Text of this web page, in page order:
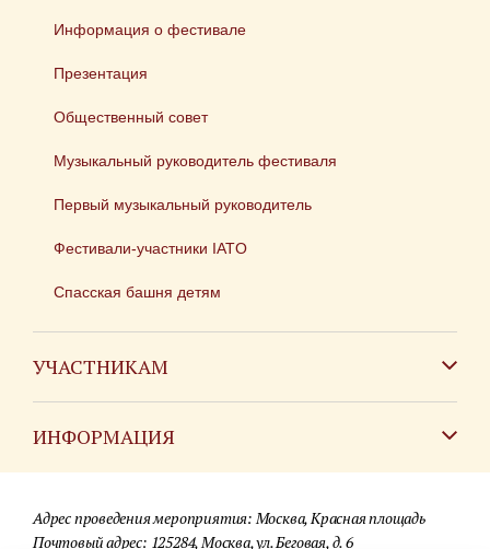
Информация о фестивале
Презентация
Общественный совет
Музыкальный руководитель фестиваля
Первый музыкальный руководитель
Фестивали-участники IATO
Спасская башня детям
УЧАСТНИКАМ
ИНФОРМАЦИЯ
Для СМИ
Адрес проведения мероприятия: Москва, Красная площадь
Почтовый адрес: 125284, Москва, ул. Беговая, д. 6